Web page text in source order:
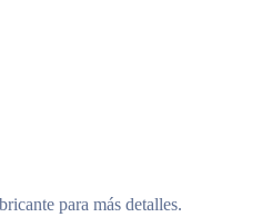
para más detalles.